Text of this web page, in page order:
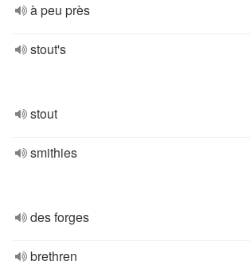
à peu près
stout's
stout
smithies
des forges
brethren